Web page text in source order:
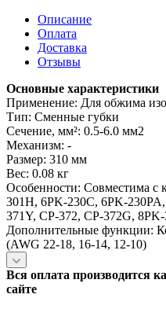
Описание
Оплата
Доставка
Отзывы
Основные характеристики
Применение: Для обжима
Тип: Сменные губки
Сечение, мм²: 0.5-6.0 мм2
Механизм: -
Размер: 310 мм
Вес: 0.08 кг
Особенности: Совместима с
301H, 6PK-230C, 6PK-
371Y, CP-372, CP-372G,
Дополнительные функции:
(AWG 22-18, 16-14, 12-10)
Вся оплата производится
сайте